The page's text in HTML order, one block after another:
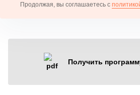
Продолжая, вы соглашаетесь с
Получить